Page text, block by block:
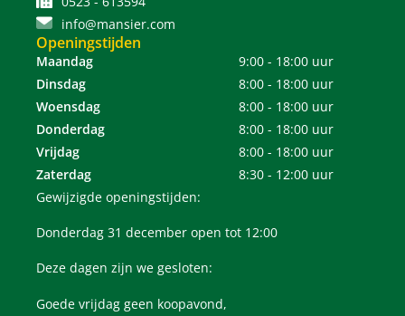
info@mansier.com
Openingstijden
Maandag
9:00 - 18:00 uur
Dinsdag
8:00 - 18:00 uur
Woensdag
8:00 - 18:00 uur
Donderdag
8:00 - 18:00 uur
Vrijdag
8:00 - 18:00 uur
Zaterdag
8:30 - 12:00 uur
Gewijzigde openingstijden:
Donderdag 31 december open tot 12:00
Deze dagen zijn we gesloten:
Goede vrijdag geen koopavond,